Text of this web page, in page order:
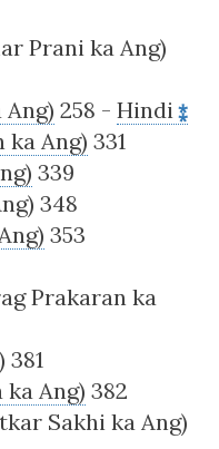
Prani ka Ang)
Ang) 258 - Hindi
ka Ang) 331
339
348
353
Prakaran ka
381
ka Ang) 382
Sakhi ka Ang)